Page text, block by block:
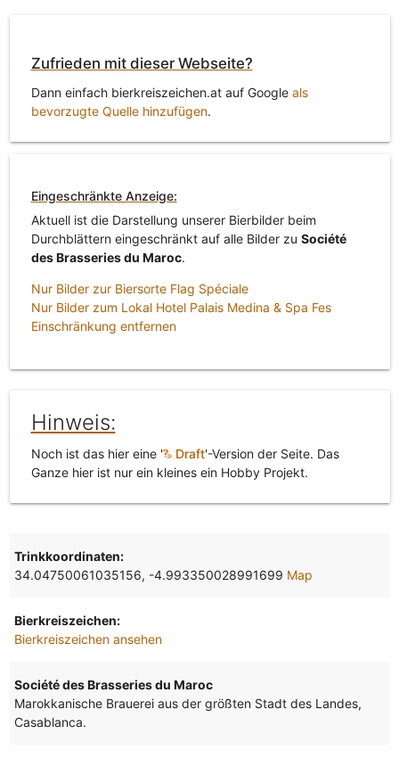
Zufrieden mit dieser Webseite?
Dann einfach bierkreiszeichen.at auf Google als
bevorzugte Quelle hinzufügen.
Eingeschränkte Anzeige:
Aktuell ist die Darstellung unserer Bierbilder beim
Durchblättern eingeschränkt auf alle Bilder zu Société
des Brasseries du Maroc.
Nur Bilder zur Biersorte Flag Spéciale
Nur Bilder zum Lokal Hotel Palais Medina & Spa Fes
Einschränkung entfernen
Hinweis:
Noch ist das hier eine ' Draft'-Version der Seite. Das
Ganze hier ist nur ein kleines ein Hobby Projekt.
Trinkkoordinaten:
34.04750061035156, -4.993350028991699 Map
Bierkreiszeichen:
Bierkreiszeichen ansehen
Société des Brasseries du Maroc
Marokkanische Brauerei aus der größten Stadt des Landes,
Casablanca.